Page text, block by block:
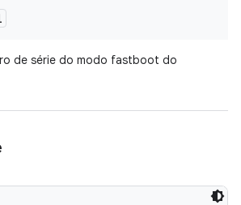
de série do modo fastboot do